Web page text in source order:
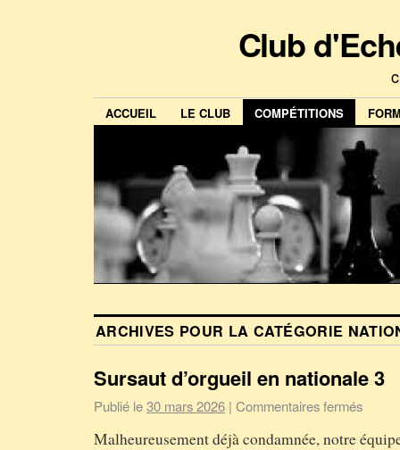
Club
ACCUEIL LE CLUB COMPÉTITIONS
ARCHIVES POUR LA CATÉGORIE
Sursaut d’orgueil en nationale 3
Publié le30 mars 2026 | Commentaires fermés
Malheureusement déjà condamnée, notre